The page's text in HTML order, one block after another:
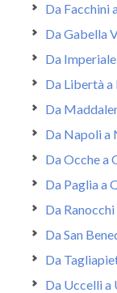
Da Facchini
Da Gabella
Da
Da Libertà a
Da
Da Napoli a
Da Ocche a
Da Paglia a
Da Ranocchi
Da San
Da
Da Uccelli a